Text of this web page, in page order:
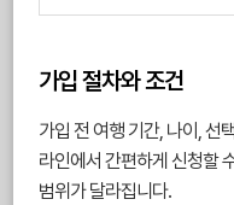
가입 절차와 조건
가입 전 여행 기간, 나이, 선
라인에서 간편하게 신청할
범위가 달라집니다.